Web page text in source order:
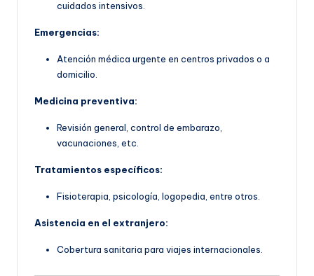
cuidados intensivos.
Emergencias:
Atención médica urgente en centros privados o a
domicilio.
Medicina preventiva:
Revisión general, control de embarazo,
vacunaciones, etc.
Tratamientos específicos:
Fisioterapia, psicología, logopedia, entre otros.
Asistencia en el extranjero:
Cobertura sanitaria para viajes internacionales.